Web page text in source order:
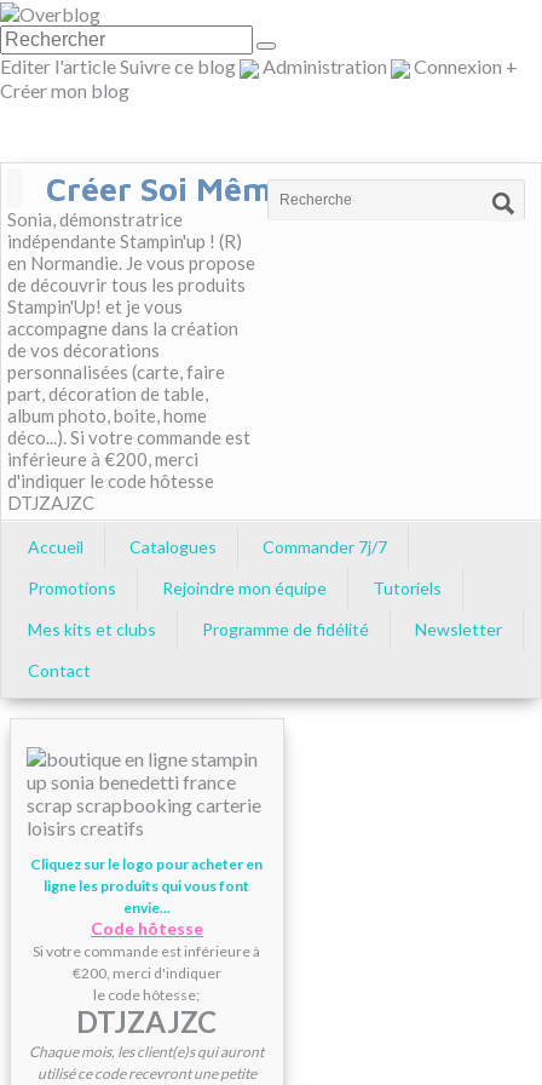
Editer l'articleSuivre ce blog Administration Connexion +
Créer mon blog
Créer Soi Même
Sonia, démonstratrice
indépendante Stampin'up ! (R)
en Normandie. Je vous propose
de découvrir tous les produits
Stampin'Up! et je vous
accompagne dans la création
de vos décorations
personnalisées (carte, faire
part, décoration de table,
album photo, boite, home
déco...). Si votre commande est
inférieure à €200, merci
d'indiquer le code hôtesse
DTJZAJZC
Accueil Catalogues
Commander 7j/7
Promotions
Rejoindre mon équipe
Tutoriels
Mes kits et clubs
Programme de fidélité
Newsletter
Contact
Cliquez sur le logo pour acheter en
ligne les produits qui vous font
envie...
Code hôtesse
Si votre commande est inférieure à
€200, merci d'indiquer
le code hôtesse;
DTJZAJZC
Chaque mois, les client(e)s qui auront
utilisé ce code recevront une petite